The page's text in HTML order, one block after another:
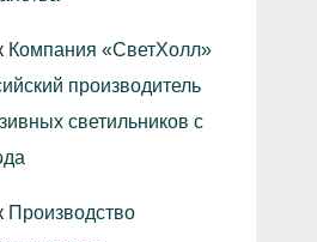
Компания «СветХолл»
производитель
светильников с
Производство